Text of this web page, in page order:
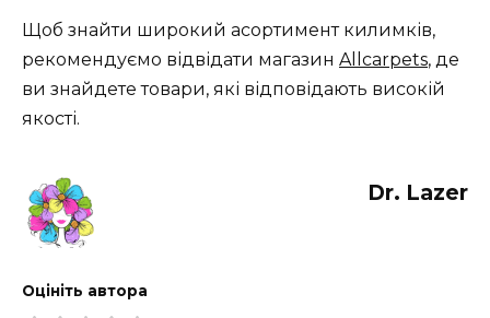
Щоб знайти широкий асортимент килимків,
рекомендуємо відвідати магазин Allcarpets, де
ви знайдете товари, які відповідають високій
якості.
Dr. Lazer
Оцініть автора